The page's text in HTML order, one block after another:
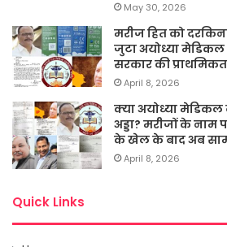
May 30, 2026
मरीज हित को
जुटा अयोध्या
सरकार की
April 8, 2026
क्या अयोध्या
अड्डा? मरीजों के नाम
के खेल के बाद अब
April 8, 2026
Quick Links